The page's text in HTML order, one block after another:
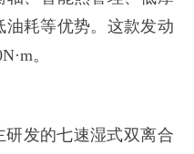
耗等优势。这款发动
。
发的七速湿式双离合